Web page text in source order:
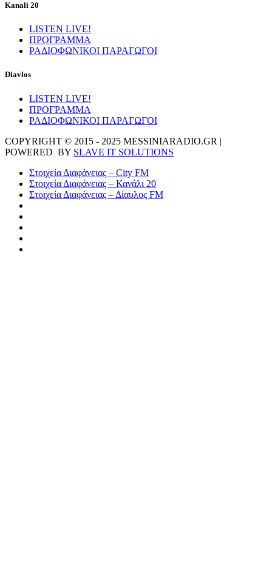
Kanali 20
LISTEN LIVE!
ΠΡΟΓΡΑΜΜΑ
ΡΑΔΙΟΦΩΝΙΚΟΙ ΠΑΡΑΓΩΓΟΙ
Diavlos
LISTEN LIVE!
ΠΡΟΓΡΑΜΜΑ
ΡΑΔΙΟΦΩΝΙΚΟΙ ΠΑΡΑΓΩΓΟΙ
COPYRIGHT © 2015 - 2025 MESSINIARADIO.GR |
POWERED BY SLAVE IT SOLUTIONS
Στοιχεία Διαφάνειας – City FM
Στοιχεία Διαφάνειας – Κανάλι 20
Στοιχεία Διαφάνειας – Δίαυλος FM